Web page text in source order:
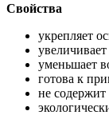
Свойства
укрепляет
уменьшает
готова к
не содержит